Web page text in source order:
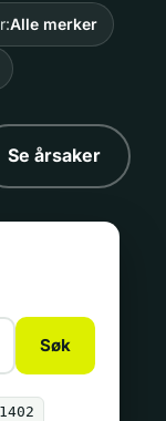
Alle merker
Se årsaker
Søk